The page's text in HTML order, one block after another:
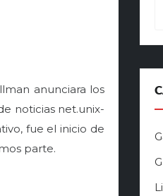
anunciara los
noticias net.unix-
fue el inicio de
parte.